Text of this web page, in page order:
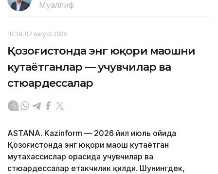
Муаллиф
10:39, 07 Август 2026
Қозоғистонда энг юқори маошни
кутаётганлар — учувчилар ва
стюардессалар
ASTANA. Kazinform — 2026 йил июль ойида
Қозоғистонда энг юқори маош кутаётган
мутахассислар орасида учувчилар ва
стюардессалар етакчилик қилди. Шунингдек,